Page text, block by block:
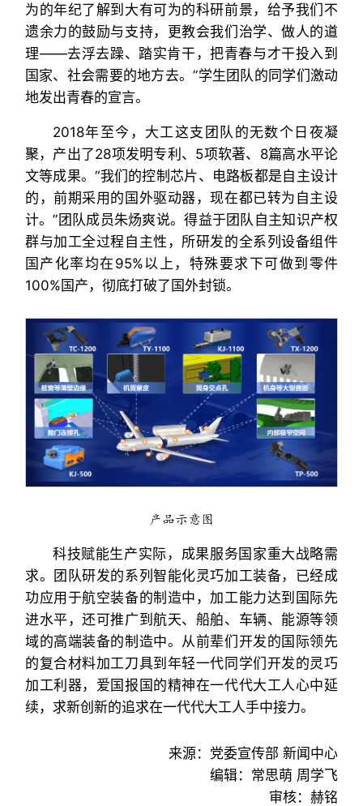
为的年纪了解到大有可为的科研前景，给予我们不
遗余力的鼓励与支持，更教会我们治学、做人的道
理——去浮去躁、踏实肯干，把青春与才干投入到
国家、社会需要的地方去。”学生团队的同学们激动
地发出青春的宣言。
2018年至今，大工这支团队的无数个日夜凝
聚，产出了28项发明专利、5项软著、8篇高水平论
文等成果。“我们的控制芯片、电路板都是自主设计
的，前期采用的国外驱动器，现在都已转为自主设
计。”团队成员朱炀爽说。得益于团队自主知识产权
群与加工全过程自主性，所研发的全系列设备组件
国产化率均在95%以上，特殊要求下可做到零件
100%国产，彻底打破了国外封锁。
产品示意图
科技赋能生产实际，成果服务国家重大战略需
求。团队研发的系列智能化灵巧加工装备，已经成
功应用于航空装备的制造中，加工能力达到国际先
进水平，还可推广到航天、船舶、车辆、能源等领
域的高端装备的制造中。从前辈们开发的国际领先
的复合材料加工刀具到年轻一代同学们开发的灵巧
加工利器，爱国报国的精神在一代代大工人心中延
续，求新创新的追求在一代代大工人手中接力。
来源：党委宣传部 新闻中心
编辑：常思萌 周学飞
审核：赫铭